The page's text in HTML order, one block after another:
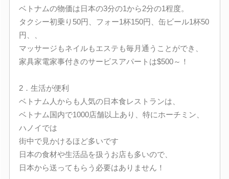
ベトナムの物価は日本の3分の1から2分の1程度。
タクシー初乗り50円、フォー1杯150円、缶ビール1杯50
円、、
マッサージもネイルもエステも毎月通うことができ、
家具家電家事付きのサービスアパートは$500～！
2．生活が便利
ベトナム人からも人気の日本食レストランは、
ベトナム国内で1000店舗以上あり、特にホーチミン、
ハノイでは
街中で見かけるほど多いです
日本の食材や生活品を扱うお店も多いので、
日本から送ってもらう必要はありません！